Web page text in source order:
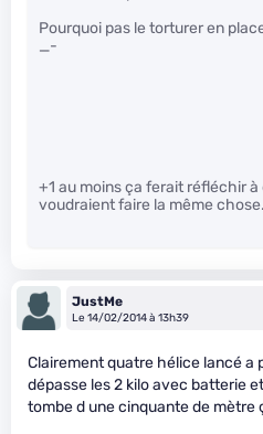
Pourquoi pas le torturer en
_-
+1 au moins ça ferait réfléchir
voudraient faire la même chose.
JustMe
Le 14/02/2014 à 13h39
Clairement quatre hélice lancé a
dépasse les 2 kilo avec batterie
tombe d une cinquante de mètre